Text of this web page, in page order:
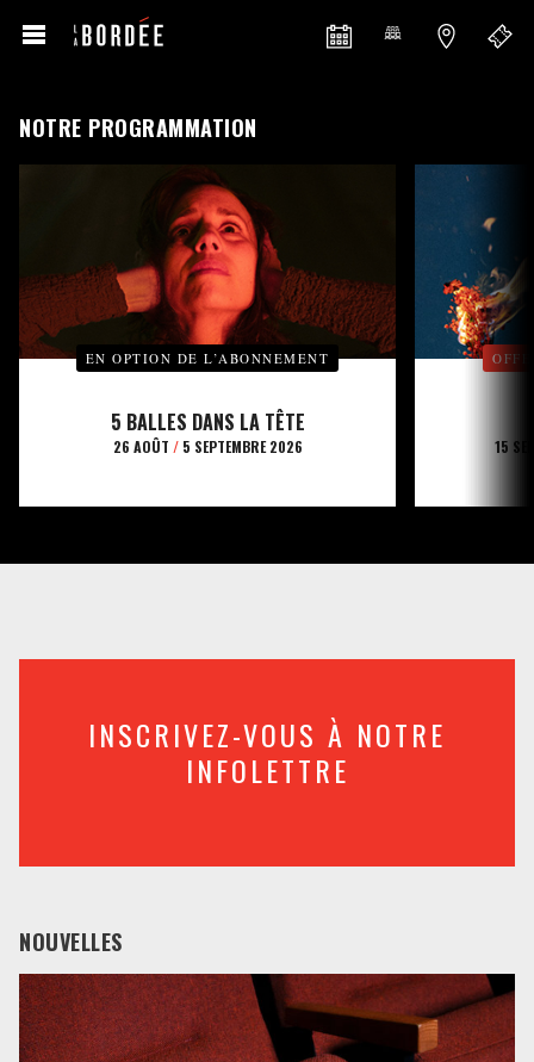
NOTRE PROGRAMMATION
EN OPTION DE L’ABONNEMENT
5 BALLES DANS LA TÊTE
26 AOÛT /5 SEPTEMBRE 2026 15
INSCRIVEZ-VOUS À NOTRE
INFOLETTRE
NOUVELLES